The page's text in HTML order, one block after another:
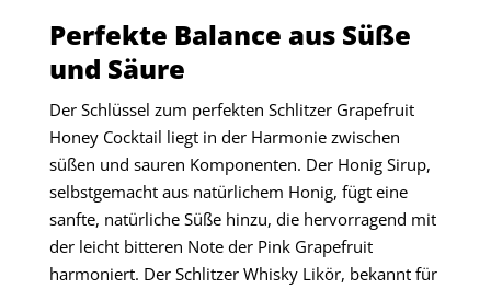
Perfekte Balance aus Süße
und Säure
Der Schlüssel zum perfekten Schlitzer Grapefruit
Honey Cocktail liegt in der Harmonie zwischen
süßen und sauren Komponenten. Der Honig Sirup,
selbstgemacht aus natürlichem Honig, fügt eine
sanfte, natürliche Süße hinzu, die hervorragend mit
der leicht bitteren Note der Pink Grapefruit
harmoniert. Der Schlitzer Whisky Likör, bekannt für